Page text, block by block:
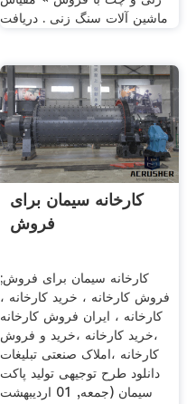
ماشین آلات سنگ زنی . دریافت
کارخانه سیمان برای
فروش
کارخانه سیمان برای فروش;
فروش کارخانه ، خرید کارخانه ،
کارخانه ، ایران فروش کارخانه
،خرید کارخانه ،خرید و فروش
کارخانه ،املاک صنعتی تبلیغات
دانلود طرح توجیهی تولید پاکت
سیمان (جمعه, 01 ارديبهشت